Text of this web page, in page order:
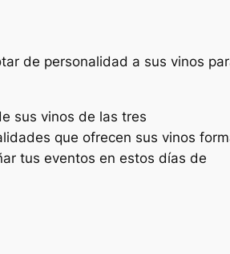
de personalidad a sus vinos
sus vinos de las tres
que ofrecen sus vinos
tus eventos en estos días de